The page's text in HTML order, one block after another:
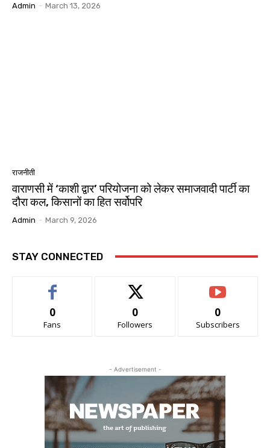
Admin - March 13, 2026
राजनीती
वाराणसी में ‘काशी द्वार’ परियोजना को लेकर समाजवादी पार्टी का
दौरा कल, किसानों का हित सर्वोपरि
Admin - March 9, 2026
STAY CONNECTED
0
Fans
0
Followers
0
Subscribers
- Advertisement -